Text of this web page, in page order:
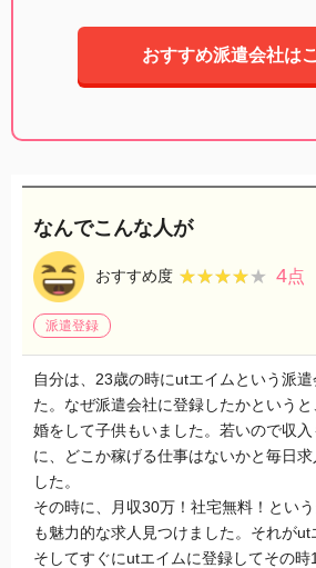
おすすめ派遣会社は
なんでこんな人が
おすすめ度 ★★★★★
★★★★★ 4点
派遣登録
自分は、23歳の時にutエイムという派
た。なぜ派遣会社に登録したかという
婚をして子供もいました。若いので収
に、どこか稼げる仕事はないかと毎日
した。
その時に、月収30万！社宅無料！とい
も魅力的な求人見つけました。それがut
そしてすぐにutエイムに登録してその